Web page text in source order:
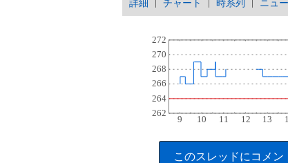
詳細 チャート 時系列 ニュ
このスレッドにコメン